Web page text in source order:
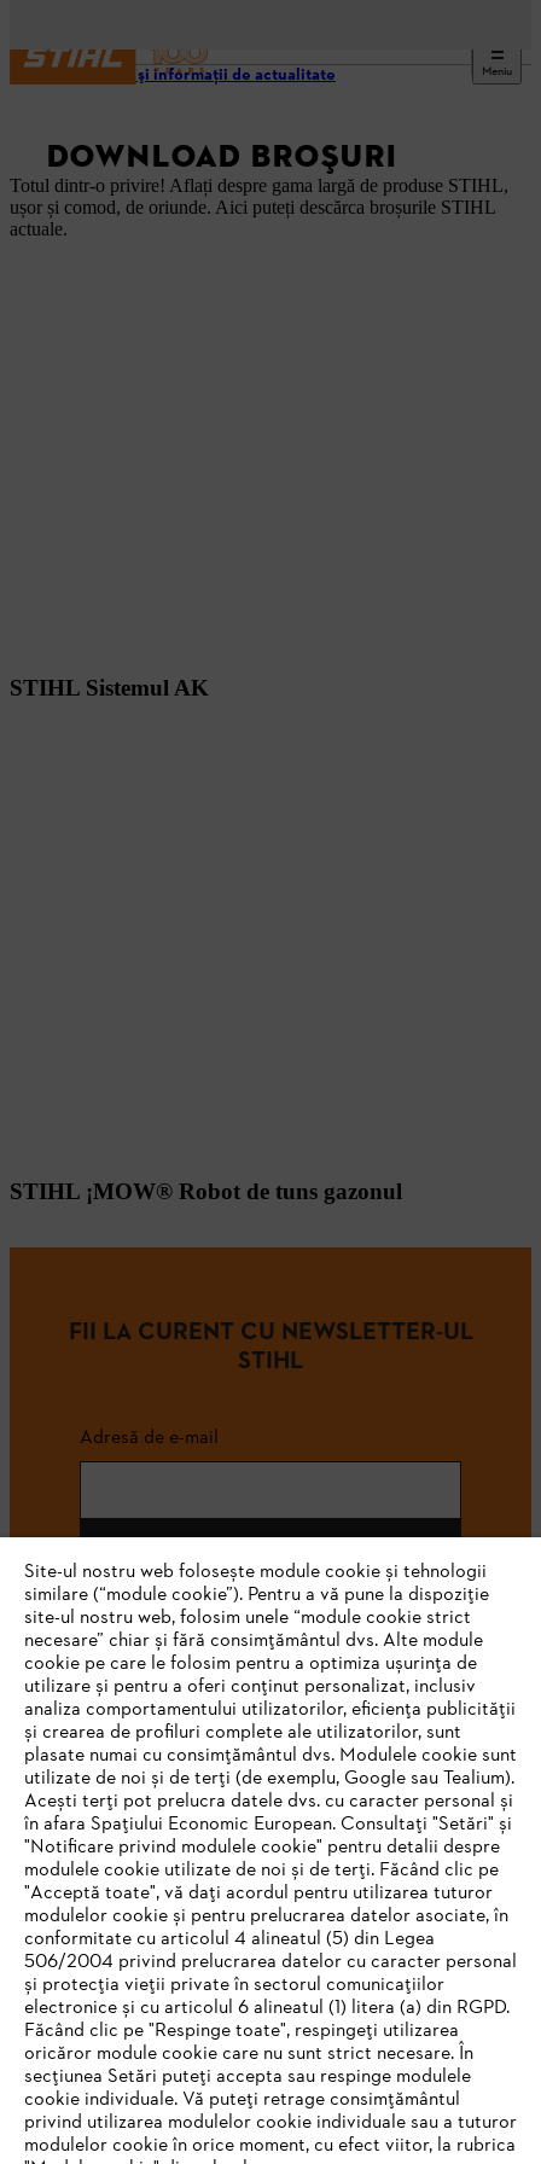
Meniu
Noutăţi şi informaţii de actualitate
DOWNLOAD BROŞURI
Totul dintr-o privire! Aflați despre gama largă de produse STIHL,
ușor și comod, de oriunde. Aici puteți descărca broșurile STIHL
actuale.
STIHL Sistemul AK
STIHL ¡MOW® Robot de tuns gazonul
FII LA CURENT CU NEWSLETTER-UL
STIHL
Adresă de e-mail
#STIHL
STIHL Romania
Informaţii Utile
IHR BROWSER WIRD NICHT
UNTERSTÜTZT
Sie nutzen einen Browser, den wir noch nicht unterstützen. Für
Site-ul nostru web folosește module cookie și tehnologii
similare (“module cookie”). Pentru a vă pune la dispoziție
site-ul nostru web, folosim unele “module cookie strict
necesare” chiar și fără consimțământul dvs. Alte module
cookie pe care le folosim pentru a optimiza ușurința de
utilizare și pentru a oferi conținut personalizat, inclusiv
analiza comportamentului utilizatorilor, eficiența publicității
și crearea de profiluri complete ale utilizatorilor, sunt
plasate numai cu consimțământul dvs. Modulele cookie sunt
utilizate de noi și de terți (de exemplu, Google sau Tealium).
Acești terți pot prelucra datele dvs. cu caracter personal și
în afara Spațiului Economic European. Consultați "Setări" și
"Notificare privind modulele cookie" pentru detalii despre
modulele cookie utilizate de noi și de terți. Făcând clic pe
"Acceptă toate", vă dați acordul pentru utilizarea tuturor
modulelor cookie și pentru prelucrarea datelor asociate, în
conformitate cu articolul 4 alineatul (5) din Legea
506/2004 privind prelucrarea datelor cu caracter personal
și protecția vieții private în sectorul comunicațiilor
electronice și cu articolul 6 alineatul (1) litera (a) din RGPD.
Făcând clic pe "Respinge toate", respingeți utilizarea
oricăror module cookie care nu sunt strict necesare. În
secțiunea Setări puteți accepta sau respinge modulele
cookie individuale. Vă puteți retrage consimțământul
privind utilizarea modulelor cookie individuale sau a tuturor
modulelor cookie în orice moment, cu efect viitor, la rubrica